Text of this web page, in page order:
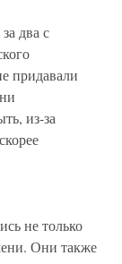
два с
придавали
из-за
не только
Они также